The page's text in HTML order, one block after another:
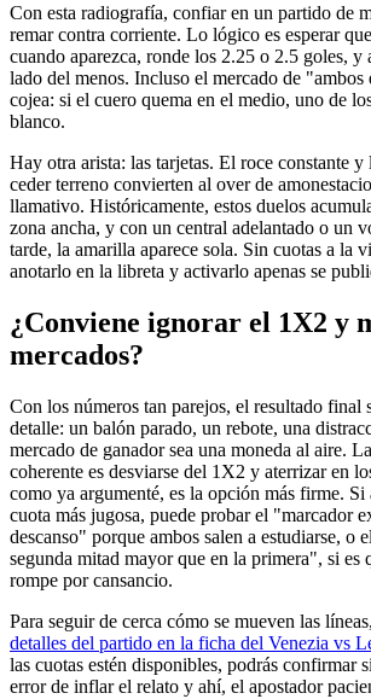
Con esta radiografía, confiar en un partido de
remar contra corriente. Lo lógico es esperar
cuando aparezca, ronde los 2.25 o 2.5 goles, y
lado del menos. Incluso el mercado de "ambos
cojea: si el cuero quema en el medio, uno de
blanco.
Hay otra arista: las tarjetas. El roce constante
ceder terreno convierten al over de
llamativo. Históricamente, estos duelos
zona ancha, y con un central adelantado o un
tarde, la amarilla aparece sola. Sin cuotas a la
anotarlo en la libreta y activarlo apenas se
¿Conviene ignorar el 1X2 y
mercados?
Con los números tan parejos, el resultado final
detalle: un balón parado, un rebote, una
mercado de ganador sea una moneda al aire.
coherente es desviarse del 1X2 y aterrizar en
como ya argumenté, es la opción más firme. Si
cuota más jugosa, puede probar el "marcador
descanso" porque ambos salen a estudiarse, o
segunda mitad mayor que en la primera", si es
rompe por cansancio.
Para seguir de cerca cómo se mueven las líneas,
detalles del partido en la ficha del Venezia vs
las cuotas estén disponibles, podrás confirmar
error de inflar el relato y ahí, el apostador